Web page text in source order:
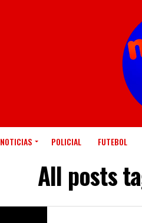
NOTICIAS POLICIAL FUTEBOL
All posts